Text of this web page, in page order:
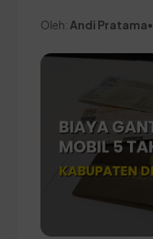
Oleh: Andi Pratama•